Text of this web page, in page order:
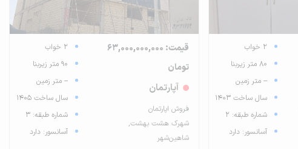
2 خواب
80 متر زیربنا
-- متر زمین
سال ساخت 1403
شماره طبقه: 2
آسانسور: دارد
قیمت: 63,000,000,000
تومان
آپارتمان
فروش اپارتمان
شهرک هشت بهشت,
شاهین‌شهر
2 خواب
90 متر زیربنا
-- متر زمین
سال ساخت 1405
شماره طبقه: 3
آسانسور: دارد